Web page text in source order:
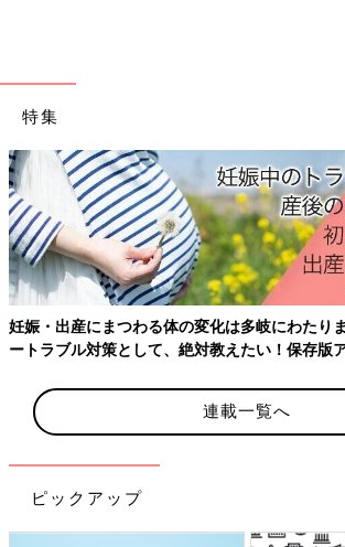
どんな障害があっても産むと決めた
は尽きず…
生まれて数時間後の葉七ちゃん。小さく生まれたためすぐ
夫婦で「どんな障害があったとしても、この
特集
妊娠・出産にまつわる体の変化は多岐にわたり
ートラブル対策として、絶対教えたい！保存版
連載一覧へ
ピックアップ